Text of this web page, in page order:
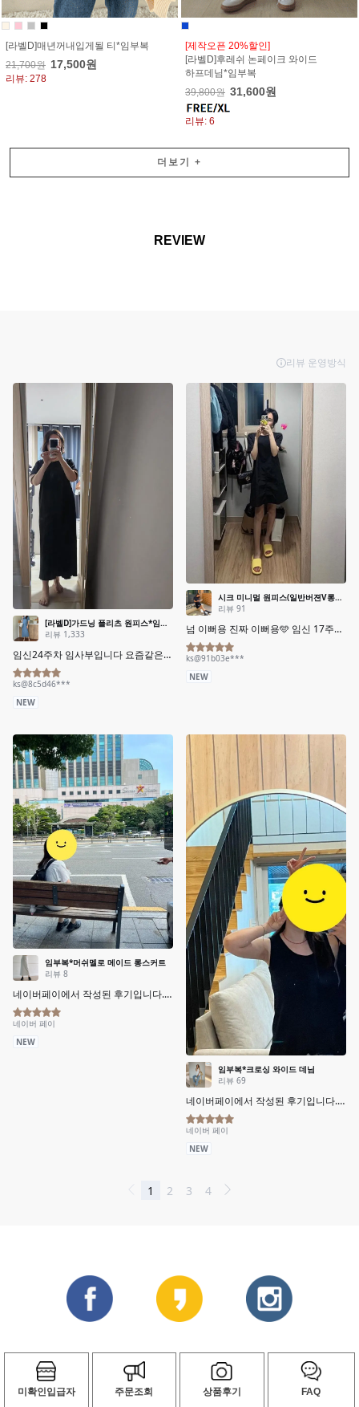
[라벨D]매년꺼내입게될 티*임부복
21,700원 17,500원
리뷰: 278
[제작오픈 20%할인]
[라벨D]후레쉬 논페이크 와이드
하프데님*임부복
39,800원 31,600원
리뷰: 6
더보기 +
REVIEW
미확인입급자 주문조회 상품후기 FAQ